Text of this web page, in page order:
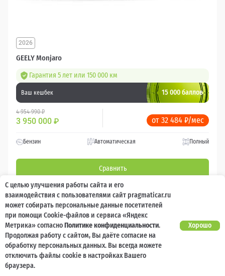
GEELY Monjaro
2026
Гарантия 5 лет или 150 000 км
Ваш кешбек 15 000 баллов
4 954 990 ₽
3 950 000 ₽ от 32 484 ₽/мес
Бензин Автоматическая Полный
Сравнить
Подробнее
Перезвоним за минуту
С целью улучшения работы сайта и его
взаимодействия с пользователями сайт pragmaticar.ru
может собирать персональные данные посетителей
при помощи Cookie-файлов и сервиса «Яндекс
Метрика» согласноПолитике конфиденциальности.
Продолжая работу с сайтом, Вы даёте согласие на
обработку персональных данных. Вы всегда можете
отключить файлы cookie в настройках Вашего
браузера.
Хорошо